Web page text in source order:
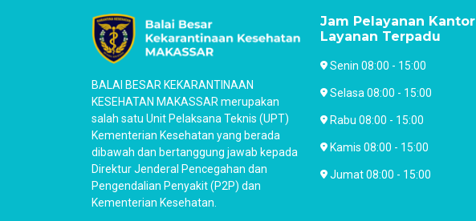
BALAI BESAR KEKARANTINAAN
KESEHATAN MAKASSAR merupakan
salah satu Unit Pelaksana Teknis (UPT)
Kementerian Kesehatan yang berada
dibawah dan bertanggung jawab kepada
Direktur Jenderal Pencegahan dan
Pengendalian Penyakit (P2P) dan
Kementerian Kesehatan.
Jam Pelayanan Kantor
Layanan Terpadu
Senin 08:00 - 15:00
Selasa 08:00 - 15:00
Rabu 08:00 - 15:00
Kamis 08:00 - 15:00
Jumat 08:00 - 15:00